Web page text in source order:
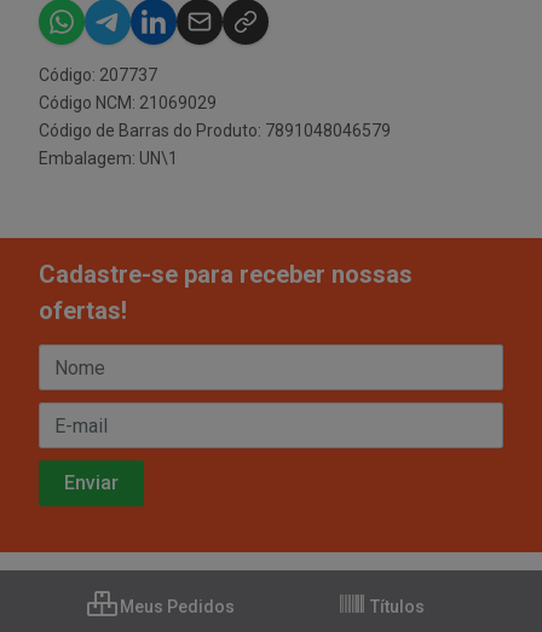
Código: 207737
Código NCM: 21069029
Código de Barras do Produto: 7891048046579
Embalagem: UN\1
Cadastre-se para receber nossas
ofertas!
Meus Pedidos Títulos